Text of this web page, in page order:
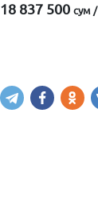
18 837 500 сум